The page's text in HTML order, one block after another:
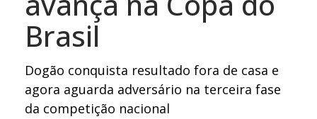
Brasil
Dogão conquista resultado fora de casa e
agora aguarda adversário na terceira fase
da competição nacional